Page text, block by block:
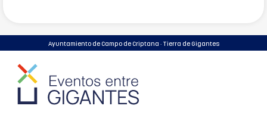
Ayuntamiento de Campo de Criptana · Tierra de Gigantes